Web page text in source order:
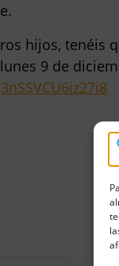
hijos, tenéis
9 de